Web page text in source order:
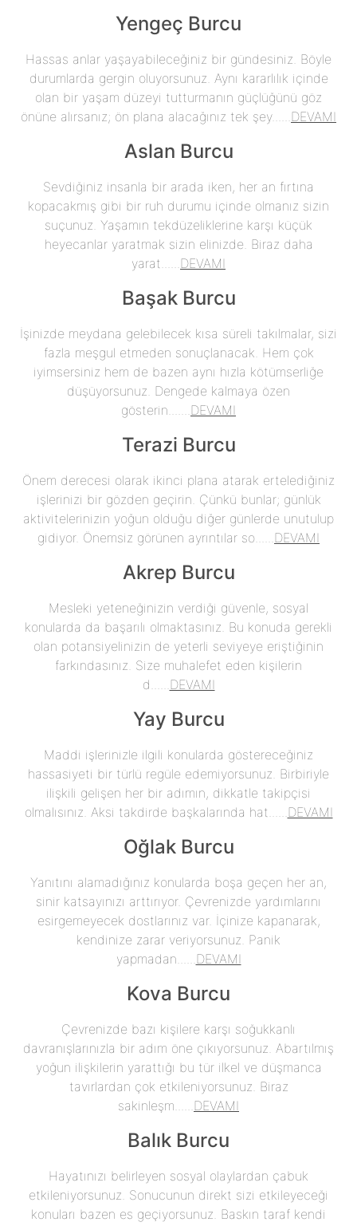
Yengeç Burcu
Hassas anlar yaşayabileceğiniz bir gündesiniz. Böyle
durumlarda gergin oluyorsunuz. Aynı kararlılık içinde
olan bir yaşam düzeyi tutturmanın güçlüğünü göz
önüne alırsanız; ön plana alacağınız tek şey...... DEVAMI
Aslan Burcu
Sevdiğiniz insanla bir arada iken, her an fırtına
kopacakmış gibi bir ruh durumu içinde olmanız sizin
suçunuz. Yaşamın tekdüzeliklerine karşı küçük
heyecanlar yaratmak sizin elinizde. Biraz daha
yarat...... DEVAMI
Başak Burcu
İşinizde meydana gelebilecek kısa süreli takılmalar, sizi
fazla meşgul etmeden sonuçlanacak. Hem çok
iyimsersiniz hem de bazen aynı hızla kötümserliğe
düşüyorsunuz. Dengede kalmaya özen
gösterin....... DEVAMI
Terazi Burcu
Önem derecesi olarak ikinci plana atarak ertelediğiniz
işlerinizi bir gözden geçirin. Çünkü bunlar; günlük
aktivitelerinizin yoğun olduğu diğer günlerde unutulup
gidiyor. Önemsiz görünen ayrıntılar so...... DEVAMI
Akrep Burcu
Mesleki yeteneğinizin verdiği güvenle, sosyal
konularda da başarılı olmaktasınız. Bu konuda gerekli
olan potansiyelinizin de yeterli seviyeye eriştiğinin
farkındasınız. Size muhalefet eden kişilerin
d...... DEVAMI
Yay Burcu
Maddi işlerinizle ilgili konularda göstereceğiniz
hassasiyeti bir türlü regüle edemiyorsunuz. Birbiriyle
ilişkili gelişen her bir adımın, dikkatle takipçisi
olmalısınız. Aksi takdirde başkalarında hat...... DEVAMI
Oğlak Burcu
Yanıtını alamadığınız konularda boşa geçen her an,
sinir katsayınızı arttırıyor. Çevrenizde yardımlarını
esirgemeyecek dostlarınız var. İçinize kapanarak,
kendinize zarar veriyorsunuz. Panik
yapmadan...... DEVAMI
Kova Burcu
Çevrenizde bazı kişilere karşı soğukkanlı
davranışlarınızla bir adım öne çıkıyorsunuz. Abartılmış
yoğun ilişkilerin yarattığı bu tür ilkel ve düşmanca
tavırlardan çok etkileniyorsunuz. Biraz
sakinleşm...... DEVAMI
Balık Burcu
Hayatınızı belirleyen sosyal olaylardan çabuk
etkileniyorsunuz. Sonucunun direkt sizi etkileyeceği
konuları bazen es geçiyorsunuz. Baskın taraf kendi